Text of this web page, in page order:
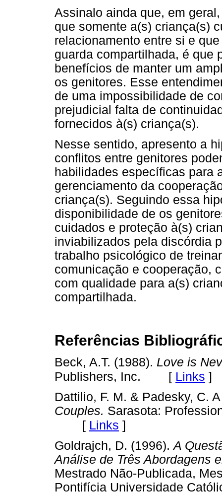
Assinalo ainda que, em
que somente a(s) criança(s)
relacionamento entre si e
guarda compartilhada, é que
benefícios de manter um
os genitores. Esse
de uma impossibilidade de
prejudicial falta de
fornecidos à(s) criança(s).
Nesse sentido, apresento a
conflitos entre genitores
habilidades específicas para
gerenciamento da
criança(s). Seguindo essa
disponibilidade de os
cuidados e proteção à(s)
inviabilizados pela discórdia
trabalho psicológico de
comunicação e cooperação,
com qualidade para a(s)
compartilhada.
Referências
Beck, A.T. (1988). Love is
Publishers, Inc. [ Links ]
Dattilio, F. M. & Padesky, C.
Couples. Sarasota:
[ Links ]
Goldrajch, D. (1996).A
Análise de Três Abordagens
Mestrado Não-Publicada,
Pontifícia Universidade